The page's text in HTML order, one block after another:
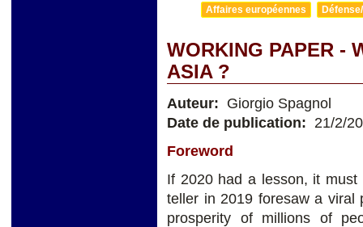
Affaires européennes
WORKING PAPER -
ASIA ?
Auteur: Giorgio Spagnol
Date de publication: 21/2/
Foreword
If 2020 had a lesson, it
teller in 2019 foresaw a viral
prosperity of millions of